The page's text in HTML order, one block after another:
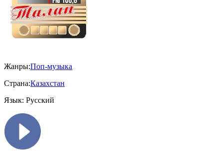
Жанры:Поп-музыка
Страна:Казахстан
Язык: Русский